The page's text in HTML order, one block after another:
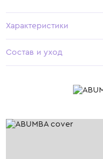
Характеристики
Состав и уход